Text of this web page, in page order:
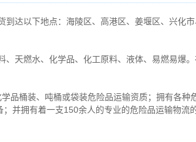
达以下地点：海陵区、高港区、姜堰区、兴化
天燃水、化学品、化工原料、液体、易燃易爆。
品桶装、吨桶或袋装危险品运输资质；拥有各种
并拥有着一支150余人的专业的危险品运输物流